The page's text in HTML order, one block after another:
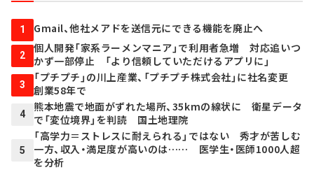
1 Gmail、他社メアドを送信元にできる機能を廃止へ
2
個人開発「家系ラーメンマニア」で利用者急増 対応追いつ
かず一部停止 「より信頼していただけるアプリに」
3
「プチプチ」の川上産業、「プチプチ株式会社」に社名変更
創業58年で
4
熊本地震で地面がずれた場所、35kmの線状に 衛星データ
で「変位境界」を判読 国土地理院
5
「高学力＝ストレスに耐えられる」ではない 秀才が苦しむ
一方、収入・満足度が高いのは…… 医学生・医師1000人超
を分析